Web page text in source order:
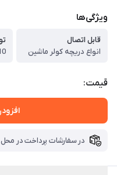
ویژگی‌ها
قابل اتصال
انواع دریچه کولر ماشین
10
قیمت:
در سفارشات پرداخت در محل مبلغ 127000 تومان علی الحساب و بدون بازگشت بابت هزینه